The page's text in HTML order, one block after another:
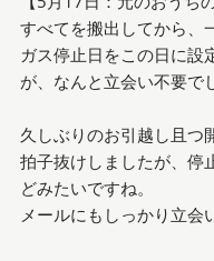
すべてを搬出してから、
ガス停止日をこの日に設
が、なんと立会い不要で
久しぶりのお引越し且つ
拍子抜けしましたが、停
どみたいですね。
メールにもしっかり立会